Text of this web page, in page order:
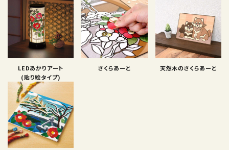
LEDあかりアート
(貼り絵タイプ)
さくらあーと 天然木のさくらあーと